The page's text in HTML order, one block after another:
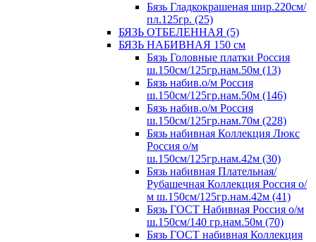
Бязь Гладкокрашеная шир.220см/
пл.125гр. (25)
БЯЗЬ ОТБЕЛЕННАЯ (5)
БЯЗЬ НАБИВНАЯ 150 см
Бязь Головные платки Россия
ш.150см/125гр.нам.50м (13)
Бязь набив.о/м Россия
ш.150см/125гр.нам.50м (146)
Бязь набив.о/м Россия
ш.150см/125гр.нам.70м (228)
Бязь набивная Коллекция Люкс
Россия о/м
ш.150см/125гр.нам.42м (30)
Бязь набивная Плательная/
Рубашечная Коллекция Россия о/
м ш.150см/125гр.нам.42м (41)
Бязь ГОСТ Набивная Россия о/м
ш.150см/140 гр.нам.50м (70)
Бязь ГОСТ набивная Коллекция